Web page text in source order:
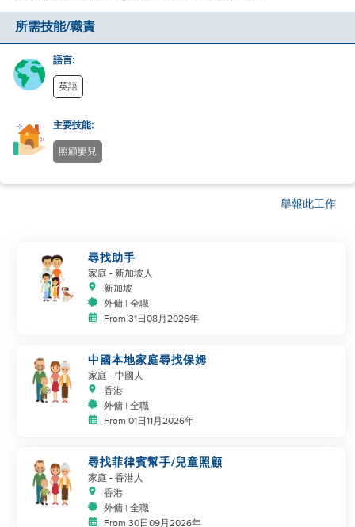
所需技能/職責
語言:
英語
主要技能:
照顧嬰兒
舉報此工作
尋找助手
家庭 - 新加坡人
新加坡
外傭 | 全職
From 31日08月2026年
中國本地家庭尋找保姆
家庭 - 中國人
香港
外傭 | 全職
From 01日11月2026年
尋找菲律賓幫手/兒童照顧
家庭 - 香港人
香港
外傭 | 全職
From 30日09月2026年